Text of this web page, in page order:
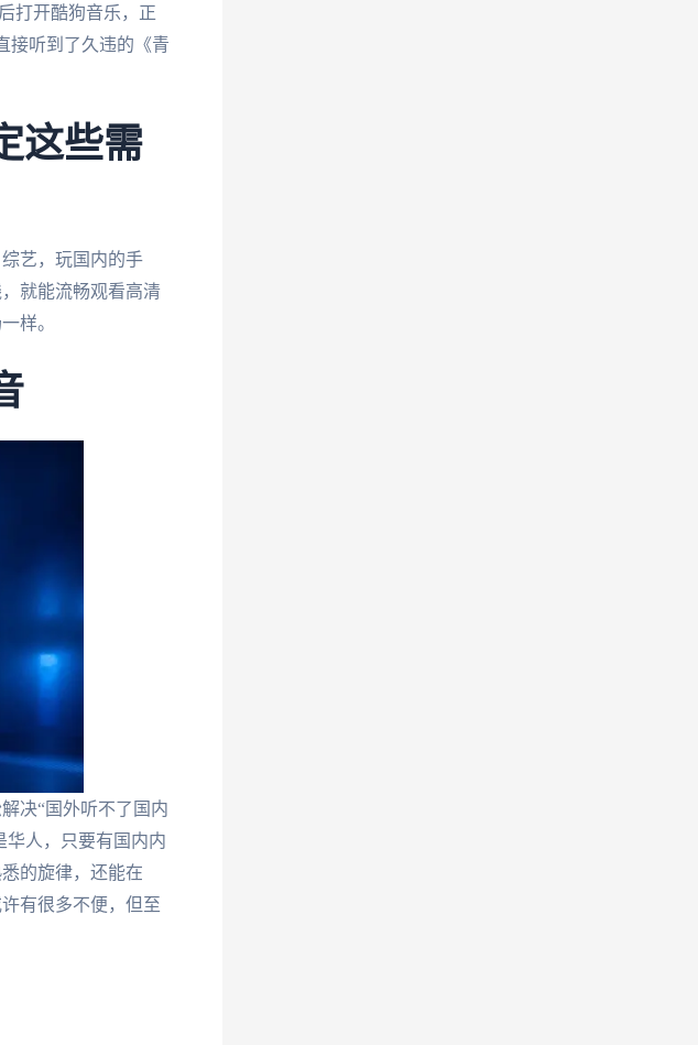
打开酷狗音乐，正
接听到了久违的《青
这些需
艺，玩国内的手
就能流畅观看高清
样。
决“国外听不了国内
华人，只要有国内内
的旋律，还能在
有很多不便，但至